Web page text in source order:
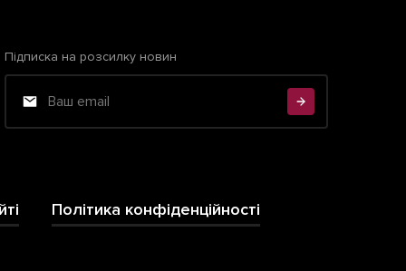
Підписка на розсилку новин
Політика конфіденційності